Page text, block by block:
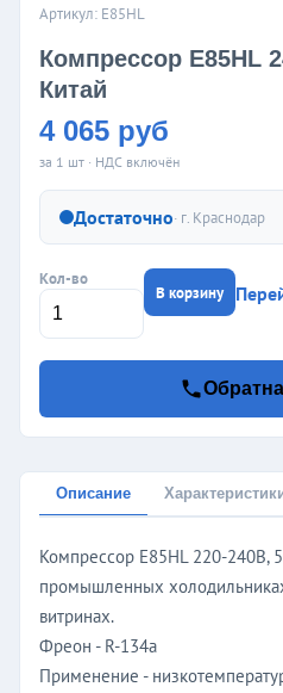
Артикул: E85HL
Компрессор E85HL
Китай
4 065 руб
за 1 шт · НДС включён
Достаточно· г. Краснодар
Кол-во
В корзину
Описание
Компрессор E85HL 220-240В,
промышленных
витринах.
Фреон - R-134a
Применение -